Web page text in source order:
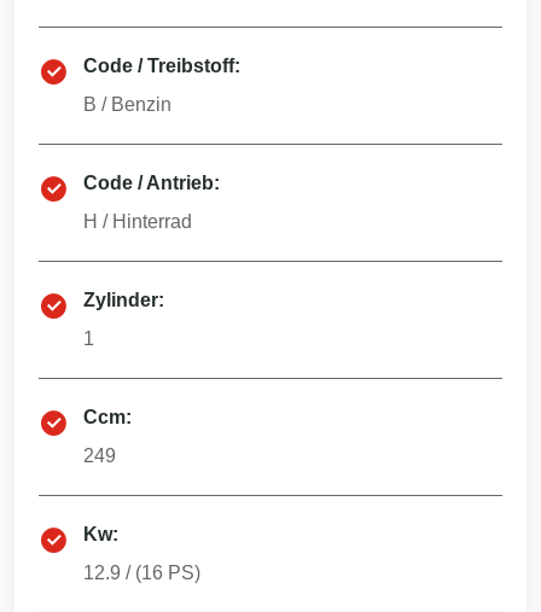
Code / Treibstoff:
B / Benzin
Code / Antrieb:
H / Hinterrad
Zylinder:
1
Ccm:
249
Kw:
12.9 / (16 PS)